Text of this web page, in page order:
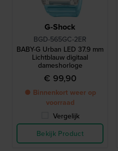
G-Shock
BGD-565GC-2ER
BABY-G Urban LED 37.9 mm
Lichtblauw digitaal
dameshorloge
€ 99,90
● Binnenkort weer op
voorraad
Vergelijk
Bekijk Product